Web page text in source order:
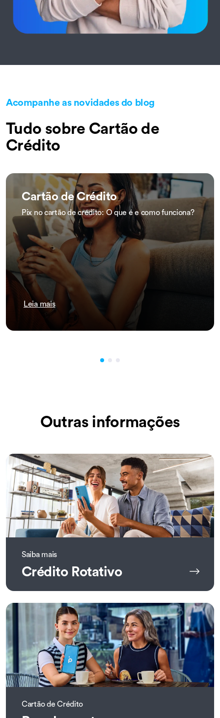
Acompanhe as novidades do blog
Tudo sobre Cartão de
Crédito
Cartão de Crédito
Pix no cartão de crédito: O que é e como funciona?
Leia mais
Outras informações
Saiba mais
Crédito Rotativo
Cartão de Crédito